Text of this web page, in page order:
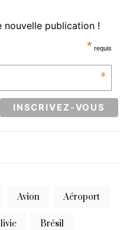
nouvelle publication !
* requis
*
Avion Aéroport
Brésil